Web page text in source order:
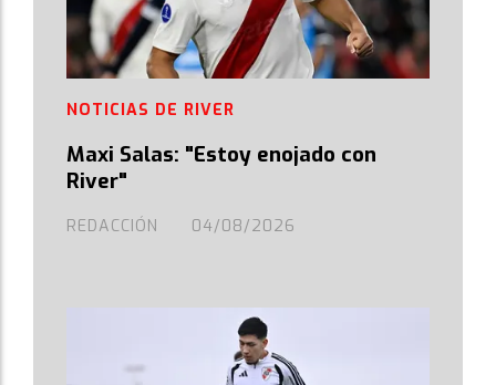
Maxi Salas: "Estoy enojado con
River"
REDACCIÓN
NOTICIAS DE RIVER
04/08/2026